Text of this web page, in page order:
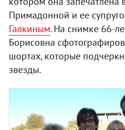
Примадонной и ее
Галкиным. На снимке 66-
Борисовна
шортах, которые
звезды.